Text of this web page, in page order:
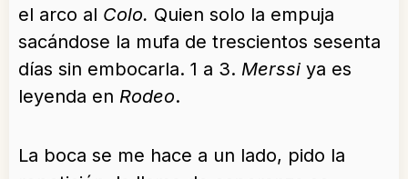
el arco al Colo. Quien solo la empuja
sacándose la mufa de trescientos sesenta
días sin embocarla. 1 a 3. Merssi ya es
leyenda en Rodeo.
La boca se me hace a un lado, pido la